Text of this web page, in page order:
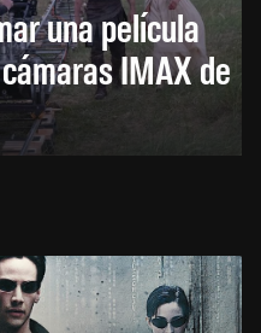
una película
IMAX de